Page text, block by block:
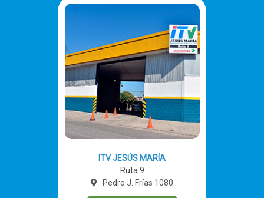
ITV JESÚS MARÍA
Ruta 9
Pedro J. Frías 1080